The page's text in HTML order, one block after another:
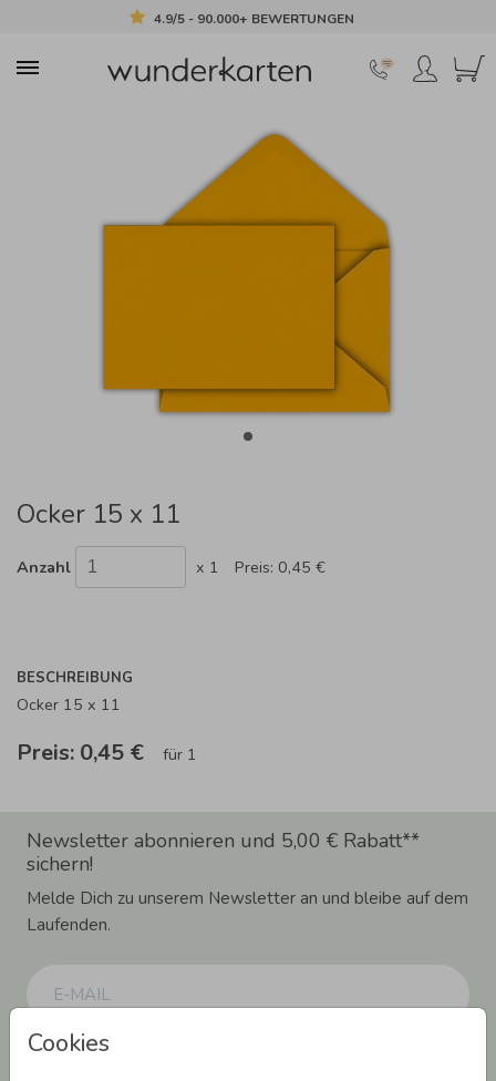
4.9/5 - 90.000+ BEWERTUNGEN
Cookies
Ocker 15 x 11
Anzahl x 1 Preis: 0,45 €
BESCHREIBUNG
Ocker 15 x 11
Preis: 0,45 € für 1
Newsletter abonnieren und 5,00 € Rabatt**
sichern!
Melde Dich zu unserem Newsletter an und bleibe auf dem
Laufenden.
Einwilligung zur Datennutzung für Marketingzwecke: Hiermit willigst Du ein,